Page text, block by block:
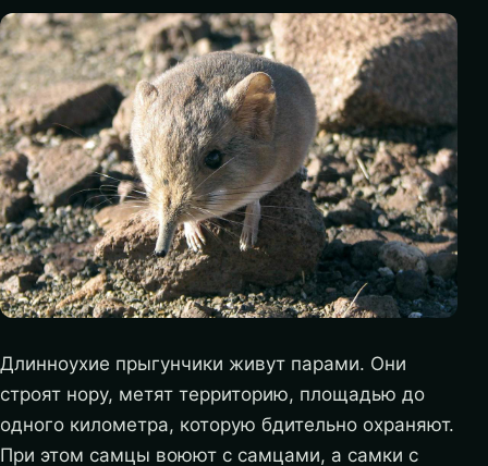
Длинноухие прыгунчики живут парами. Они
строят нору, метят территорию, площадью до
одного километра, которую бдительно охраняют.
При этом самцы воюют с самцами, а самки с